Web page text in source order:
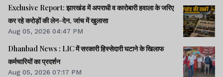
Exclusive Report: झारखंड में अपराधी व कारोबारी हवाला के जरिए
कर रहे करोड़ों की लेन-देन, जांच में खुलासा
Aug 05, 2026 04:47 PM
Dhanbad News : LIC में सरकारी हिस्सेदारी घटाने के खिलाफ
कर्मचारियों का प्रदर्शन
Aug 05, 2026 07:17 PM